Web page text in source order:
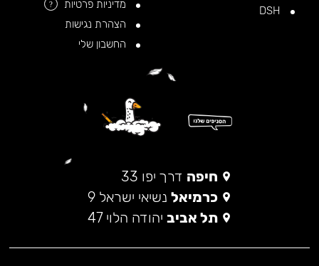
מדיניות פרטיות
?
הצהרת נגישות
החשבון שלי
חיפה דרך יפו 33
כרמיאל נשיאי ישראל 9
תל אביב יהודה הלוי 47